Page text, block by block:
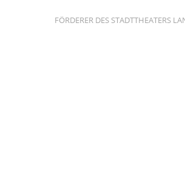
FÖRDERER DES STADTTHEATERS